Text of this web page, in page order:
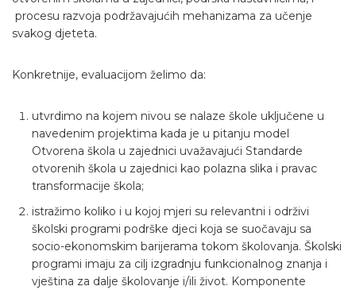
procesu razvoja podržavajućih mehanizama za učenje
svakog djeteta.
Konkretnije, evaluacijom želimo da:
utvrdimo na kojem nivou se nalaze škole uključene u
navedenim projektima kada je u pitanju model
Otvorena škola u zajednici uvažavajući Standarde
otvorenih škola u zajednici kao polazna slika i pravac
transformacije škola;
istražimo koliko i u kojoj mjeri su relevantni i održivi
školski programi podrške djeci koja se suočavaju sa
socio-ekonomskim barijerama tokom školovanja. Školski
programi imaju za cilj izgradnju funkcionalnog znanja i
vještina za dalje školovanje i/ili život. Komponente